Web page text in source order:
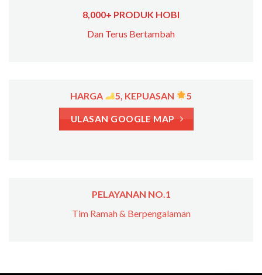
8,000+ PRODUK HOBI
Dan Terus Bertambah
HARGA 5, KEPUASAN 5
ULASAN GOOGLE MAP
PELAYANAN NO.1
Tim Ramah & Berpengalaman